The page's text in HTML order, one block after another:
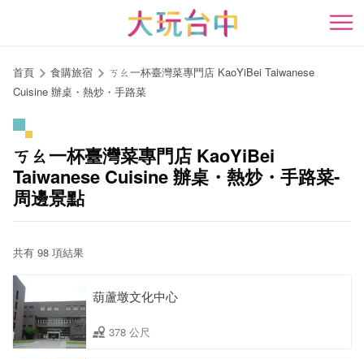
開
首頁 食購旅宿
ㄎㄠ一杯臺灣菜專門店 KaoYiBei Taiwanese
Cuisine 辦桌・熱炒・手路菜
ㄎㄠ一杯臺灣菜專門店 KaoYiBei
Taiwanese Cuisine 辦桌・熱炒・手路菜-
周邊景點
共有 98 項結果
葫蘆墩文化中心
378 公尺